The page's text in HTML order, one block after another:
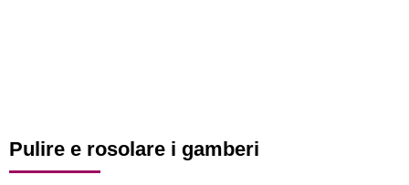
Pulire e rosolare i gamberi